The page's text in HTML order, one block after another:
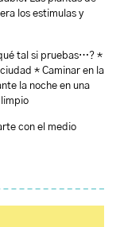
los estimulas y
tal si pruebas…? *
* Caminar en la
la noche en una
con el medio